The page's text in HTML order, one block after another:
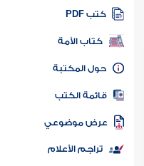
كتب PDF
كتاب الأمة
المكتبة
الكتب
موضوعي